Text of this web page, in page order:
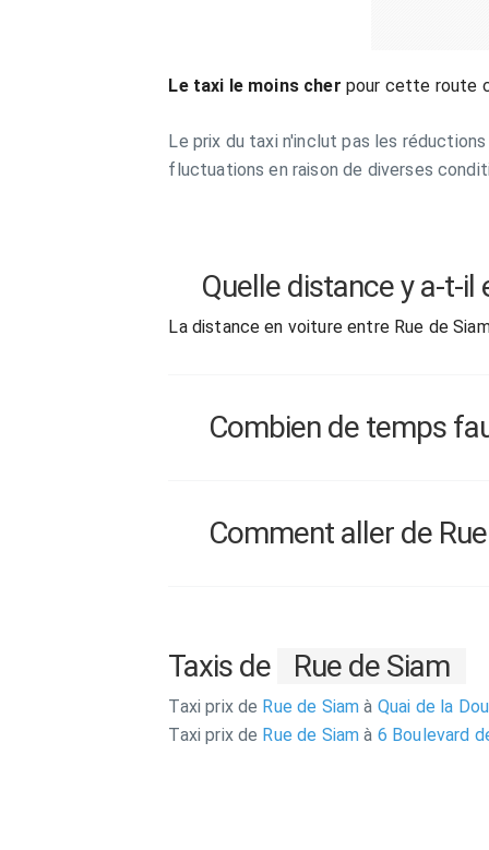
Le taxi le moins cher pour cette route
Le prix du taxi n'inclut pas les
fluctuations en raison de diverses
Quelle distance y a-t-
La distance en voiture entre Rue de
Combien de temps
Comment aller de
Taxis de Rue de Siam
Taxi prix de Rue de Siamà Quai de la
Taxi prix de Rue de Siamà 6 Boulevard